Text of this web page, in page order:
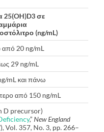
25(OH)D3 σε
(ng/mL)
από 20 ng/mL
29 ng/mL
mL και πάνω
από 150 ng/mL
D precursor)
,”New England
Vol. 357, No. 3, pp. 266–